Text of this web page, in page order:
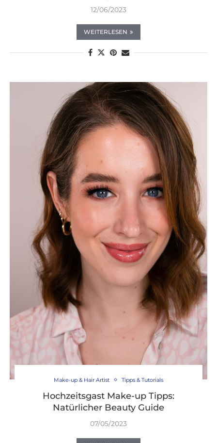
12/06/2023
WEITERLESEN
Make-up & Hair Artist Tipps & Tutorials
Hochzeitsgast Make-up Tipps:
Natürlicher Beauty Guide
07/05/2023